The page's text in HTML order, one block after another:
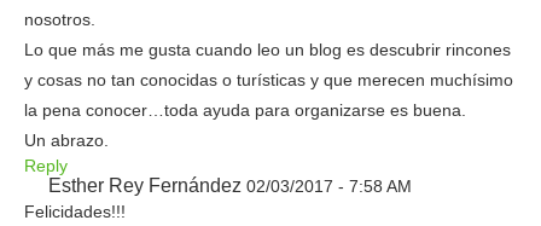
nosotros.
Lo que más me gusta cuando leo un blog es descubrir rincones
y cosas no tan conocidas o turísticas y que merecen muchísimo
la pena conocer…toda ayuda para organizarse es buena.
Un abrazo.
Reply
Esther Rey Fernández 02/03/2017 - 7:58 AM
Felicidades!!!